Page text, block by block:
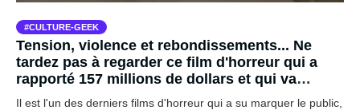
CULTURE-GEEK
Tension, violence et rebondissements... Ne
tardez pas à regarder ce film d'horreur qui a
rapporté 157 millions de dollars et qui va
bientôt disparaître du catalogue Prime Video !
Il est l'un des derniers films d'horreur qui a su marquer le public,